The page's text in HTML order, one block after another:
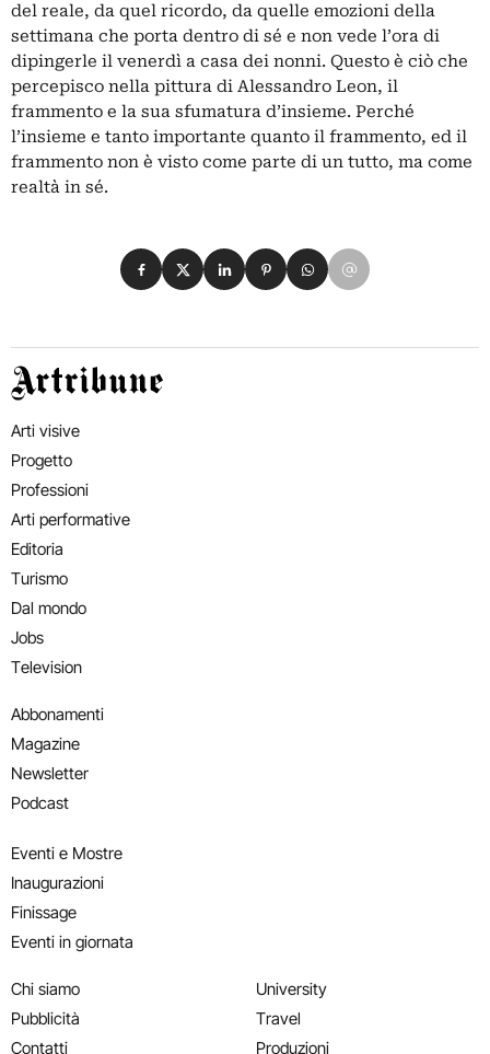
del reale, da quel ricordo, da quelle emozioni della
settimana che porta dentro di sé e non vede l’ora di
dipingerle il venerdì a casa dei nonni. Questo è ciò che
percepisco nella pittura di Alessandro Leon, il
frammento e la sua sfumatura d’insieme. Perché
l’insieme e tanto importante quanto il frammento, ed il
frammento non è visto come parte di un tutto, ma come
realtà in sé.
Condividi su Facebook
Condividi su X
Condividi su LinkedIn
Condividi su Pinterest
Condividi su WhatsApp
Condividi su Email
Artribune
Arti visive
Progetto
Professioni
Arti performative
Editoria
Turismo
Dal mondo
Jobs
Television
Abbonamenti
Magazine
Newsletter
Podcast
Eventi e Mostre
Inaugurazioni
Finissage
Eventi in giornata
Chi siamo
Pubblicità
Contatti
University
Travel
Produzioni